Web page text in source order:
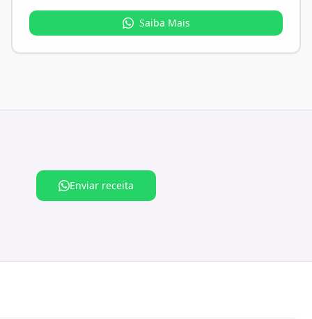
Saiba Mais
Enviar receita